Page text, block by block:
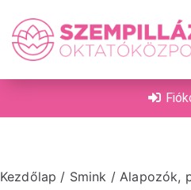
Kezdőlap / Smink / Alapozók,